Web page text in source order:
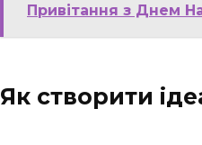
Привітання з Днем
Як створити